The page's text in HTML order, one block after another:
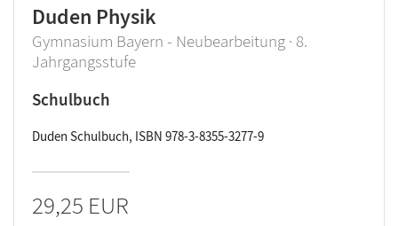
Duden Physik
Gymnasium Bayern - Neubearbeitung · 8.
Jahrgangsstufe
Schulbuch
Duden Schulbuch, ISBN 978-3-8355-3277-9
29,25 EUR